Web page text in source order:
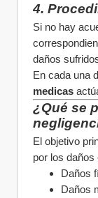
4.
Si no hay
daños
En cada una
medicas
¿Qué se
El objetivo
por los
Daños
Daños